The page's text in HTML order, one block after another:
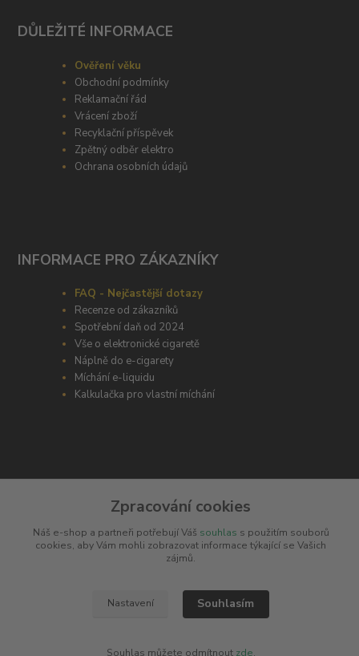
DŮLEŽITÉ INFORMACE
Ověření věku
Obchodní podmínky
Reklamační řád
Vrácení zboží
Recyklační příspěvek
Zpětný odběr elektro
Ochrana osobních údajů
INFORMACE PRO ZÁKAZNÍKY
FAQ - Nejčastější dotazy
Recenze od zákazníků
Spotřební daň od 2024
Vše o elektronické cigaretě
Náplně do e-cigarety
Míchání e-liquidu
Kalkulačka pro vlastní míchání
Potřebujete poradit s výběrem? Neváhejte se zeptat
+420 606 266 566
Zpracování cookies
Náš e-shop a partneři potřebují Váš souhlas s použitím souborů
cookies, aby Vám mohli zobrazovat informace týkající se Vašich
zájmů.
Nastavení Souhlasím
Souhlas můžete odmítnout zde.